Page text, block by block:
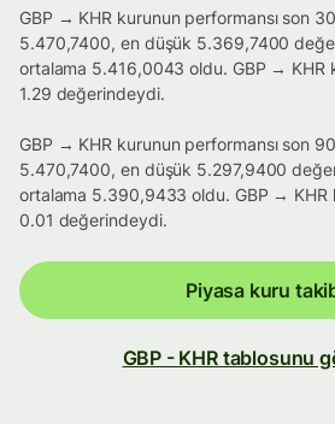
GBP → KHR kurunun performansı son
5.470,7400, en düşük 5.369,7400
ortalama 5.416,0043 oldu. GBP → KHR
1.29 değerindeydi.
GBP → KHR kurunun performansı son
5.470,7400, en düşük 5.297,9400
ortalama 5.390,9433 oldu. GBP → KHR
0.01 değerindeydi.
Piyasa kuru
GBP - KHR tablosunu